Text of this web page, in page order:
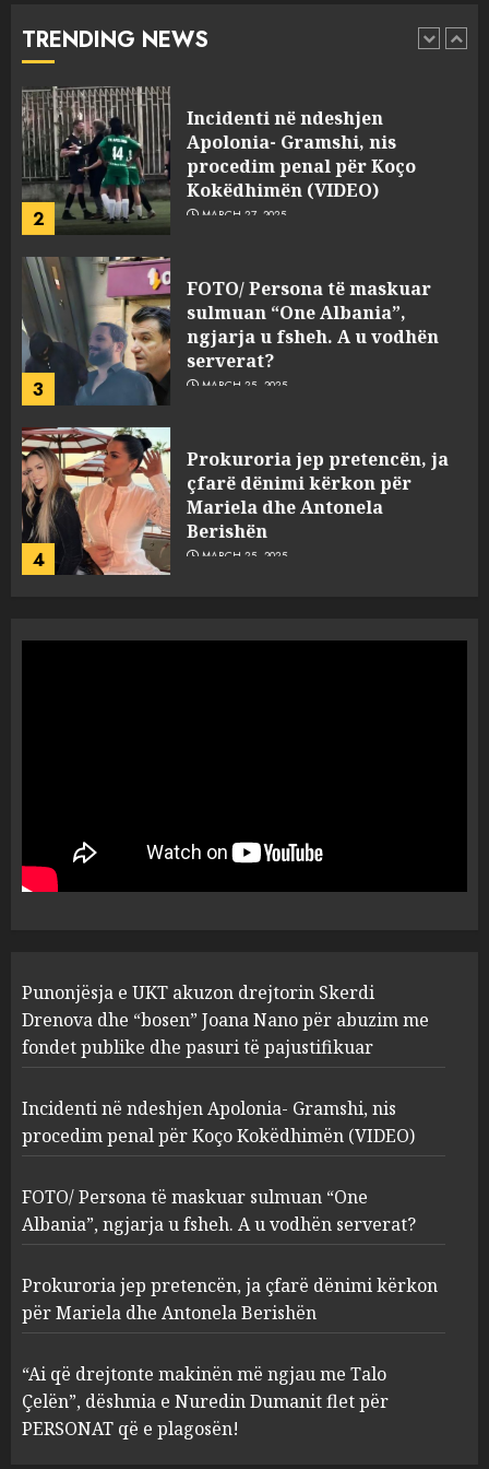
TRENDING NEWS
1
pasuri të pajustifikuar
2
Incidenti në ndeshjen
Apolonia- Gramshi, nis
procedim penal për Koço
Kokëdhimën (VIDEO)
MARCH 27, 2025
3
FOTO/ Persona të maskuar
sulmuan “One Albania”,
ngjarja u fsheh. A u vodhën
serverat?
MARCH 25, 2025
4
Prokuroria jep pretencën, ja
çfarë dënimi kërkon për
Mariela dhe Antonela
Berishën
MARCH 25, 2025
1
“bosen” Joana Nano për
abuzim me fondet publike dhe
pasuri të pajustifikuar
2
Apolonia- Gramshi, nis
procedim penal për Koço
Kokëdhimën (VIDEO)
MARCH 27, 2025
3
FOTO/ Persona të maskuar
sulmuan “One Albania”,
ngjarja u fsheh. A u vodhën
serverat?
4
Prokuroria jep pretencën, ja
çfarë dënimi kërkon për
Berishën
MARCH 25, 2025
Punonjësja e UKT akuzon drejtorin Skerdi
Drenova dhe “bosen” Joana Nano për abuzim me
fondet publike dhe pasuri të pajustifikuar
Incidenti në ndeshjen Apolonia- Gramshi, nis
procedim penal për Koço Kokëdhimën (VIDEO)
FOTO/ Persona të maskuar sulmuan “One
Albania”, ngjarja u fsheh. A u vodhën serverat?
Prokuroria jep pretencën, ja çfarë dënimi kërkon
për Mariela dhe Antonela Berishën
“Ai që drejtonte makinën më ngjau me Talo
Çelën”, dëshmia e Nuredin Dumanit flet për
PERSONAT që e plagosën!